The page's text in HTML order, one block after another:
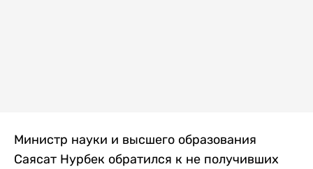
Министр науки и высшего образования
Саясат Нурбек обратился к не получивших